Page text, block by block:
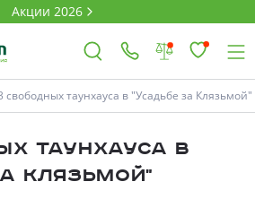
Акции 2026
свободных таунхауса в "Усадьбе за Клязьмой"
таунхауса в
Клязьмой"